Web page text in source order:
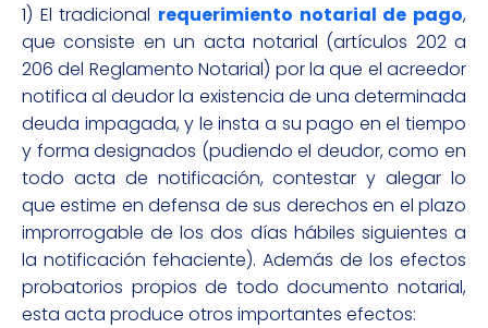
1) El tradicional requerimiento notarial de pago,
que consiste en un acta notarial (artículos 202 a
206 del Reglamento Notarial) por la que el acreedor
notifica al deudor la existencia de una determinada
deuda impagada, y le insta a su pago en el tiempo
y forma designados (pudiendo el deudor, como en
todo acta de notificación, contestar y alegar lo
que estime en defensa de sus derechos en el plazo
improrrogable de los dos días hábiles siguientes a
la notificación fehaciente). Además de los efectos
probatorios propios de todo documento notarial,
esta acta produce otros importantes efectos: